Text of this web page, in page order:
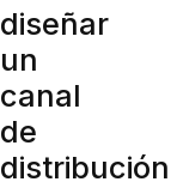
diseñar
un
canal
de
distribución